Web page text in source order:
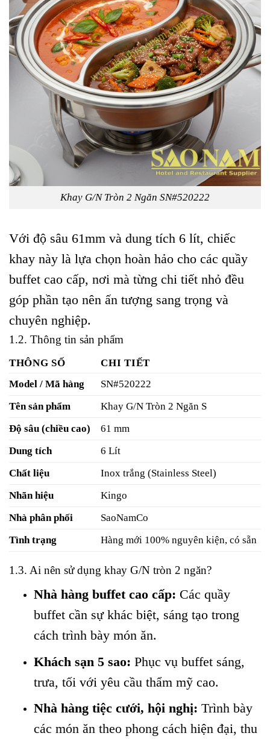
Khay G/N Tròn 2 Ngăn SN#520222
Với độ sâu 61mm và dung tích 6 lít, chiếc
khay này là lựa chọn hoàn hảo cho các quầy
buffet cao cấp, nơi mà từng chi tiết nhỏ đều
góp phần tạo nên ấn tượng sang trọng và
chuyên nghiệp.
1.2. Thông tin sản phẩm
THÔNG SỐ
CHI TIẾT
Model / Mã hàng
SN#520222
Tên sản phẩm
Khay G/N Tròn 2 Ngăn S
Độ sâu (chiều cao)
61 mm
Dung tích
6 Lít
Chất liệu
Inox trắng (Stainless Steel)
Nhãn hiệu
Kingo
Nhà phân phối
SaoNamCo
Tình trạng
Hàng mới 100% nguyên kiện, có sẵn
1.3. Ai nên sử dụng khay G/N tròn 2 ngăn?
Nhà hàng buffet cao cấp: Các quầy
buffet cần sự khác biệt, sáng tạo trong
cách trình bày món ăn.
Khách sạn 5 sao: Phục vụ buffet sáng,
trưa, tối với yêu cầu thẩm mỹ cao.
Nhà hàng tiệc cưới, hội nghị: Trình bày
các món ăn theo phong cách hiện đại, thu